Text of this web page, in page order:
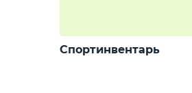
Спортинвентарь